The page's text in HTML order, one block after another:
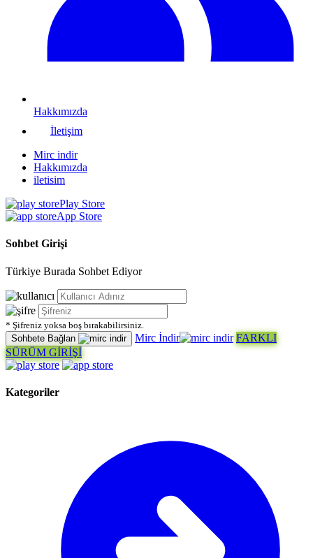
Hakkımızda
İletişim
Mirc indir
Hakkımızda
iletisim
Play Store
App Store
Sohbet Girişi
Türkiye Burada Sohbet Ediyor
* Şifreniz yoksa boş bırakabilirsiniz.
Sohbete Bağlan
Mirc İndir
FARKLI
SÜRÜM GİRİŞİ
Kategoriler